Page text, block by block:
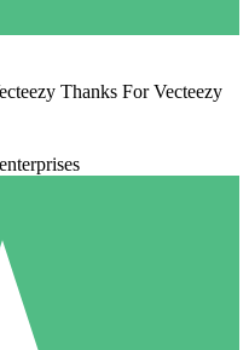
Thanks For Vecteezy